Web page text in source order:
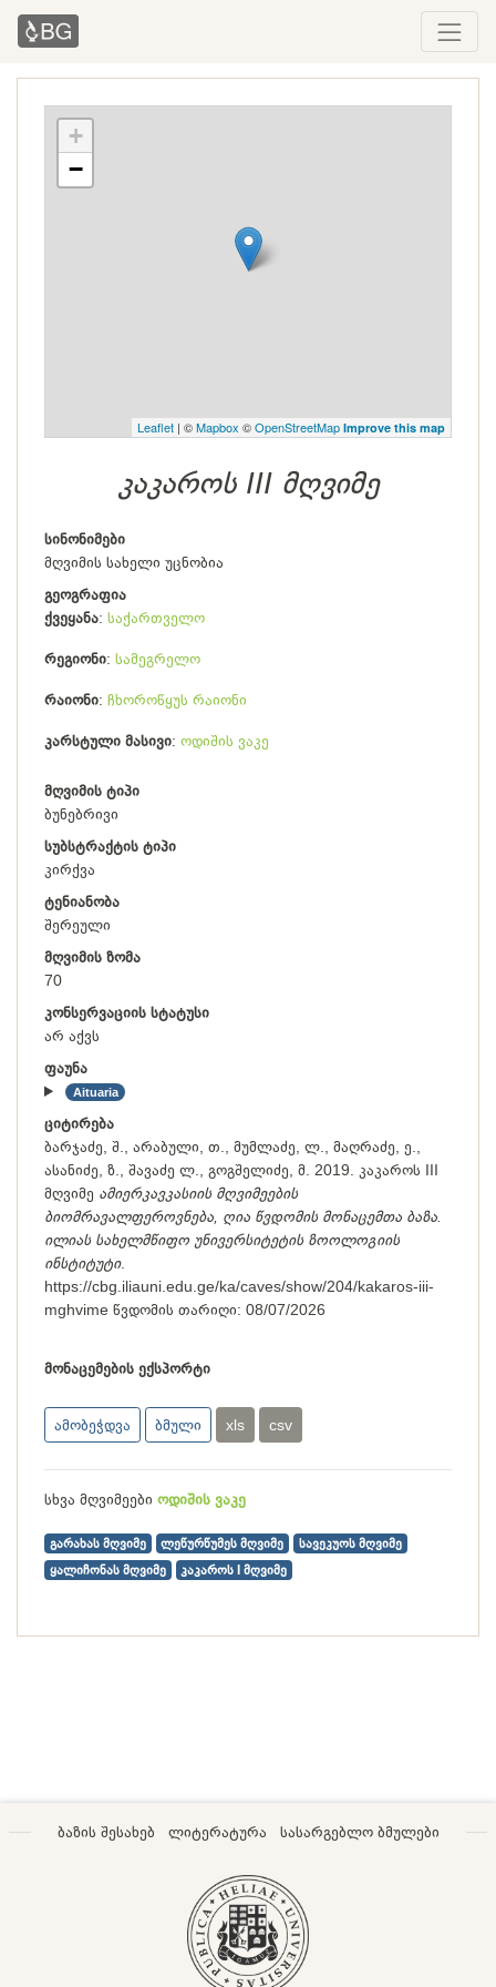
+
−
Leaflet | ©Mapbox ©OpenStreetMap Improve this map
კაკაროს III მღვიმე
სინონიმები
მღვიმის სახელი უცნობია
გეოგრაფია
ქვეყანა საქართველო
რეგიონი სამეგრელო
რაიონი ჩხოროწყუს რაიონი
კარსტული მასივი ოდიშის ვაკე
მღვიმის ტიპი
ბუნებრივი
სუბსტრაქტის ტიპი
კირქვა
ტენიანობა
შერეული
მღვიმის ზომა
70
კონსერვაციის სტატუსი
არ აქვს
ფაუნა
Aituaria
ციტირება
ბარჯაძე, შ., არაბული, თ., მუმლაძე, ლ., მაღრაძე, ე.,
ასანიძე, ზ., შავაძე ლ., გოგშელიძე, მ. 2019. კაკაროს III
მღვიმე ამიერკავკასიის მღვიმეების
ბიომრავალფეროვნება, ღია წვდომის მონაცემთა ბაზა.
ილიას სახელმწიფო უნივერსიტეტის ზოოლოგიის
ინსტიტუტი.
https://cbg.iliauni.edu.ge/ka/caves/show/204/kakaros-iii-
mghvime წვდომის თარიღი: 08/07/2026
მონაცემების ექსპორტი
ამობეჭდვა ბმული xls csv
სხვა მღვიმეები ოდიშის ვაკე
გარახას მღვიმე ლეწურწუმეს მღვიმე
სავეკუოს მღვიმე
ყალიჩონას მღვიმე
კაკაროს I მღვიმე
ბაზის შესახებ ლიტერატურა სასარგებლო ბმულები